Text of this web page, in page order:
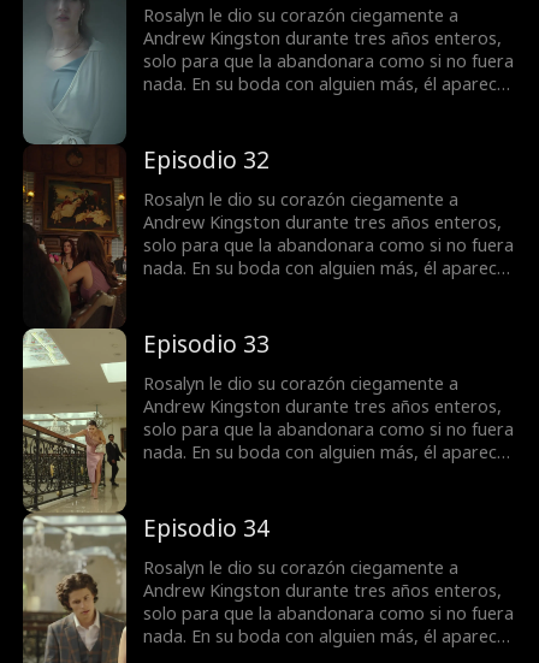
Rosalyn le dio su corazón ciegamente a
Andrew Kingston durante tres años enteros,
solo para que la abandonara como si no fuera
nada. En su boda con alguien más, él aparece
Episodio 32
Rosalyn le dio su corazón ciegamente a
Andrew Kingston durante tres años enteros,
solo para que la abandonara como si no fuera
nada. En su boda con alguien más, él aparece
Episodio 33
Rosalyn le dio su corazón ciegamente a
Andrew Kingston durante tres años enteros,
solo para que la abandonara como si no fuera
nada. En su boda con alguien más, él aparece
Episodio 34
Rosalyn le dio su corazón ciegamente a
Andrew Kingston durante tres años enteros,
solo para que la abandonara como si no fuera
nada. En su boda con alguien más, él aparece